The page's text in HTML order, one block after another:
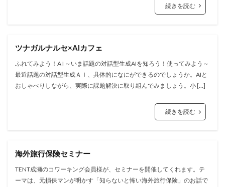
続きを読む
ツナガルナルセ×AIカフェ
ふれてみよう！A I ～いま話題の対話型生成AIを知ろう！使ってみよう～
最近話題の対話型生成ＡＩ、具体的になにができるのでしょうか。AIと
おしゃべりしながら、実際に課題解決に取り組んでみましょう。小 […]
続きを読む
海外旅行保険セミナー
TENT成瀬のコワーキング会員様が、セミナーを開催してくれます。テ
ーマは、元損保マンが明かす「知らないと怖い海外旅行保険」のお話で